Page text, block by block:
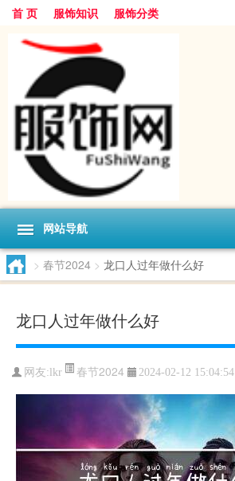
首 页 服饰知识 服饰分类
网站导航
> 春节2024 > 龙口人过年做什么好
龙口人过年做什么好
网友: lkr 春节2024 2024-02-12 15:04:54